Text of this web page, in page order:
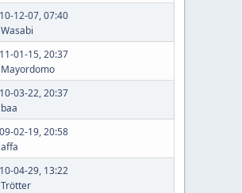
12-07, 07:40
Wasabi
01-15, 20:37
Mayordomo
03-22, 20:37
baa
02-19, 20:58
affa
04-29, 13:22
Trötter